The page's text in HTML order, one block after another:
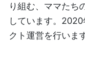
り組む、ママたち
しています。
クト運営を行いま